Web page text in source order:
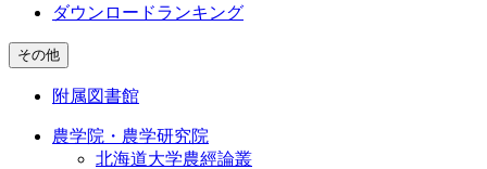
ダウンロードランキング
その他
附属図書館
農学院・農学研究院
北海道大学農經論叢